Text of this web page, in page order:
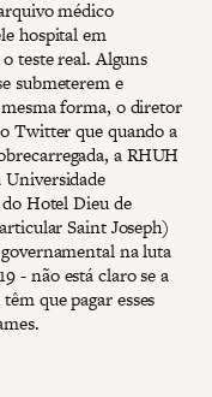
médico
hospital em
teste real. Alguns
submeterem e
forma, o diretor
Twitter que quando a
a RHUH
Universidade
Hotel Dieu de
Saint Joseph)
na luta
- não está claro se a
que pagar esses